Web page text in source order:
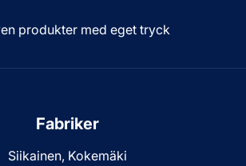
produkter med eget tryck
Fabriker
Siikainen, Kokemäki